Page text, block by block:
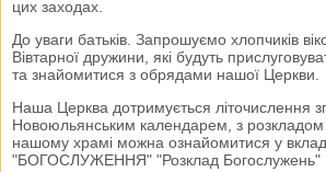
цих заходах.
До уваги батьків. Запрошуємо хлопчиків
Вівтарної дружини, які будуть
та знайомитися з обрядами нашої Церкви.
Наша Церква дотримується літочислення
Новоюльянським календарем, з розкладом
нашому храмі можна ознайомитися у
"БОГОСЛУЖЕННЯ" "Розклад Богослужень"